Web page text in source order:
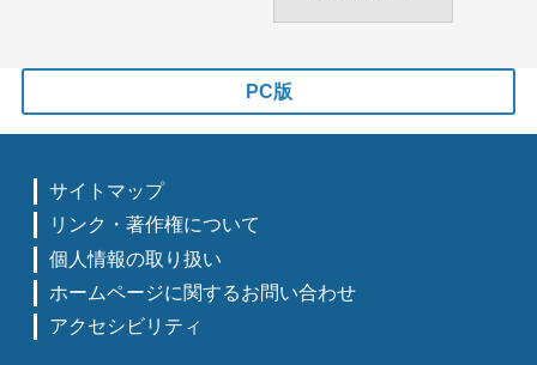
PC版
サイトマップ
リンク・著作権について
個人情報の取り扱い
ホームページに関するお問い合わせ
アクセシビリティ